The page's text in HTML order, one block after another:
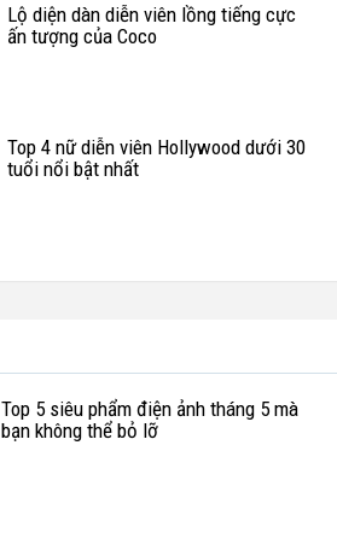
Lộ diện dàn diễn viên lồng tiếng cực
ấn tượng của Coco
Top 4 nữ diễn viên Hollywood dưới 30
tuổi nổi bật nhất
Top 5 siêu phẩm điện ảnh tháng 5 mà
bạn không thể bỏ lỡ